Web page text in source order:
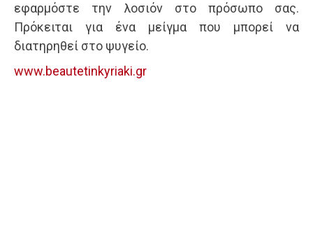
εφαρμόστε την λοσιόν στο πρόσωπο σας.
Πρόκειται για ένα μείγμα που μπορεί να
διατηρηθεί στο ψυγείο.
www.beautetinkyriaki.gr